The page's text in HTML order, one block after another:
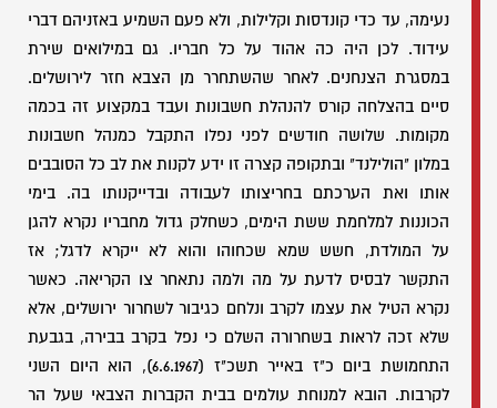
נעימה, עד כדי קונדסות וקלילות, ולא פעם השמיע באזניהם דברי
עידוד. לכן היה כה אהוד על כל חבריו. גם במילואים שירת
במסגרת הצנחנים. לאחר שהשתחרר מן הצבא חזר לירושלים.
סיים בהצלחה קורס להנהלת חשבונות ועבד במקצוע זה בכמה
מקומות. שלושה חודשים לפני נפלו התקבל כמנהל חשבונות
במלון "הולילנד" ובתקופה קצרה זו ידע לקנות את לב כל הסובבים
אותו ואת הערכתם בחריצותו לעבודה ובדייקנותו בה. בימי
הכוננות למלחמת ששת הימים, כשחלק גדול מחבריו נקרא להגן
על המולדת, חשש שמא שכחוהו והוא לא ייקרא לדגל; אז
התקשר לבסיס לדעת על מה ולמה נתאחר צו הקריאה. כאשר
נקרא הטיל את עצמו לקרב ונלחם כגיבור לשחרור ירושלים, אלא
שלא זכה לראות בשחרורה השלם כי נפל בקרב בבירה, בגבעת
התחמושת ביום כ"ז באייר תשכ"ז (6.6.1967), הוא היום השני
לקרבות. הובא למנוחת עולמים בבית הקברות הצבאי שעל הר